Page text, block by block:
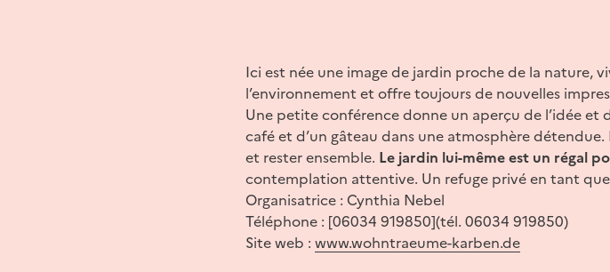
Ici est née une image de jardin proche de la nature,
l’environnement et offre toujours de nouvelles
Une petite conférence donne un aperçu de l’idée
café et d’un gâteau dans une atmosphère
et rester ensemble. Le jardin lui-même est un régal
contemplation attentive. Un refuge privé en tant
Organisatrice : Cynthia Nebel
Téléphone : [06034 919850](tél. 06034 919850)
Site web : www.wohntraeume-karben.de